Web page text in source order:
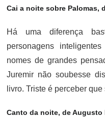
Cai a noite sobre Palomas,
Há uma diferença
personagens
nomes de grandes
Juremir não soubesse
livro. Triste é perceber
Canto da noite, de Augusto